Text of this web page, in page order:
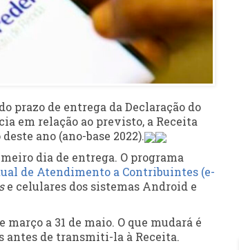
prazo de entrega da Declaração do
em relação ao previsto, a Receita
ano (ano-base 2022).
dia de entrega. O programa
de Atendimento a Contribuintes (e-
e celulares dos sistemas Android e
a 31 de maio. O que mudará é
antes de transmiti-la à Receita.